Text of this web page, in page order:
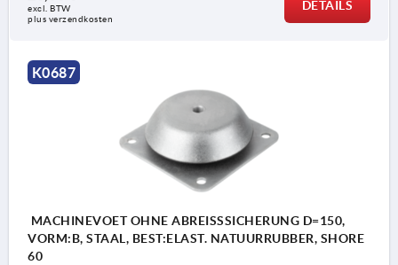
excl. BTW
plus verzendkosten
DETAILS
K0687
MACHINEVOET OHNE ABREISSSICHERUNG D=150,
VORM:B, STAAL, BEST:ELAST. NATUURRUBBER, SHORE
60